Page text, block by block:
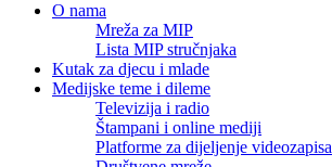
O nama
Mreža za MIP
Lista MIP stručnjaka
Kutak za djecu i mlade
Medijske teme i dileme
Televizija i radio
Štampani i online mediji
Platforme za dijeljenje videozapisa